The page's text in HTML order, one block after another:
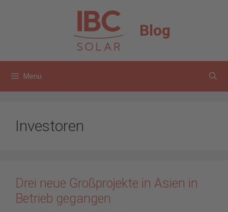
Blog
Menü
Investoren
Drei neue Großprojekte in Asien in
Betrieb gegangen